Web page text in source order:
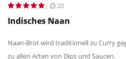
20
Indisches Naan
Naan-Brot wird traditionell zu Curry
zu allen Arten von Dips und Saucen.